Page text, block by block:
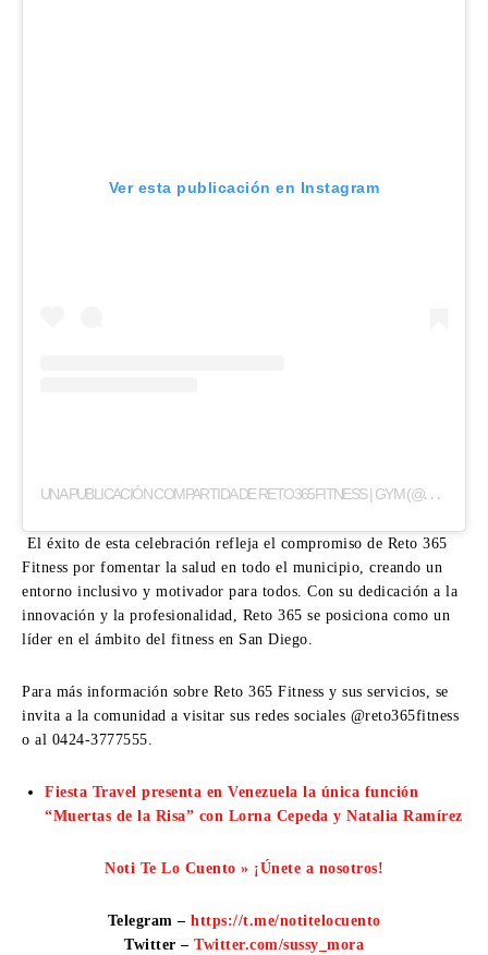
Ver esta publicación en Instagram
U
NA PUBLICACIÓN COMPARTIDA DE RETO365FITNESS | GYM (@RETO365FITNESS)
El éxito de esta celebración refleja el compromiso de Reto 365
Fitness por fomentar la salud en todo el municipio, creando un
entorno inclusivo y motivador para todos. Con su dedicación a la
innovación y la profesionalidad, Reto 365 se posiciona como un
líder en el ámbito del fitness en San Diego.
Para más información sobre Reto 365 Fitness y sus servicios, se
invita a la comunidad a visitar sus redes sociales @reto365fitness
o al 0424-3777555.
Fiesta Travel presenta en Venezuela la única función
“Muertas de la Risa” con Lorna Cepeda y Natalia Ramírez
Noti Te Lo Cuento » ¡Únete a nosotros!
Telegram – https://t.me/notitelocuento
Twitter – Twitter.com/sussy_mora